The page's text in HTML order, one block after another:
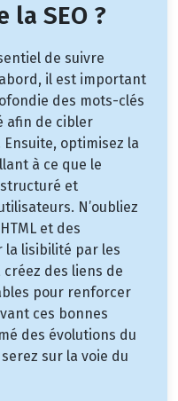
la SEO ?
de suivre
il est important
des mots-clés
afin de cibler
optimisez la
à ce que le
et
N’oubliez
et des
la lisibilité par les
des liens de
pour renforcer
ces bonnes
des évolutions du
sur la voie du